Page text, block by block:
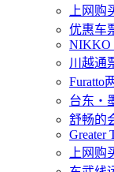
上网购
优惠车
NIKKO
川越通
Furatto
台东・
舒畅的
Greater
上网购